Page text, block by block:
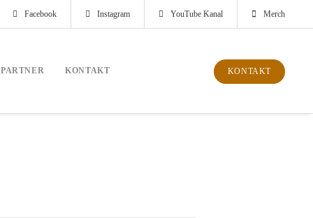
Merch
YouTube Kanal
Instagram
Facebook
PARTNER KONTAKT KONTAKT